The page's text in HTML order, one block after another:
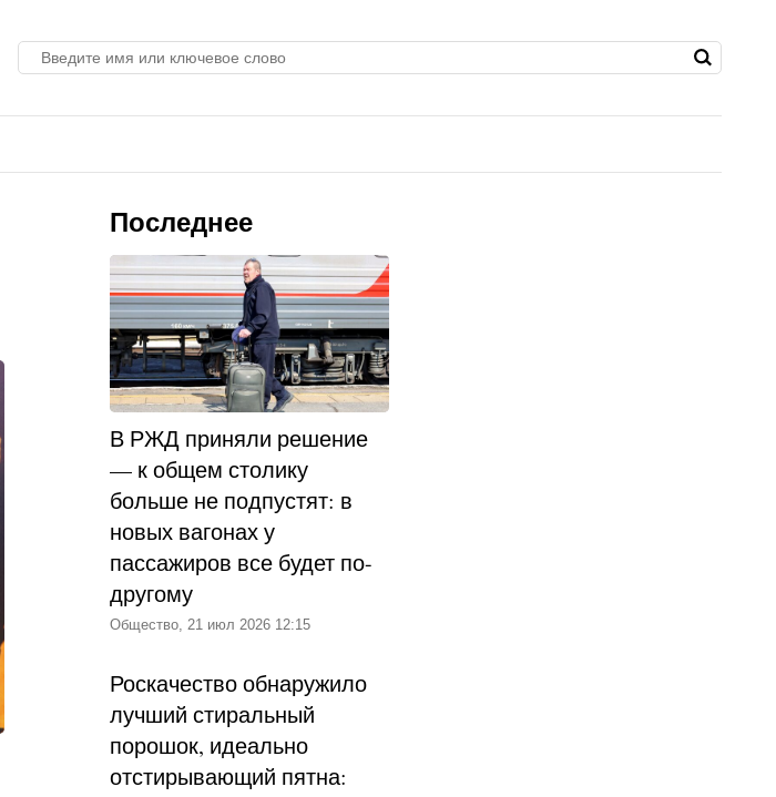
Последнее
В РЖД приняли решение
— к общем столику
больше не подпустят: в
новых вагонах у
пассажиров все будет по-
другому
Общество, 21 июл 2026 12:15
Роскачество обнаружило
лучший стиральный
порошок, идеально
отстирывающий пятна: